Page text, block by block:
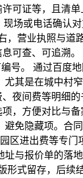
可证等，且清
场或电话确认
营业执照与
可查、可追溯
。 通过百度
其是在城中
夜间费等明细
，方便对比与
免隐藏项。合
进出费等专
与报价单的落
式留存，后